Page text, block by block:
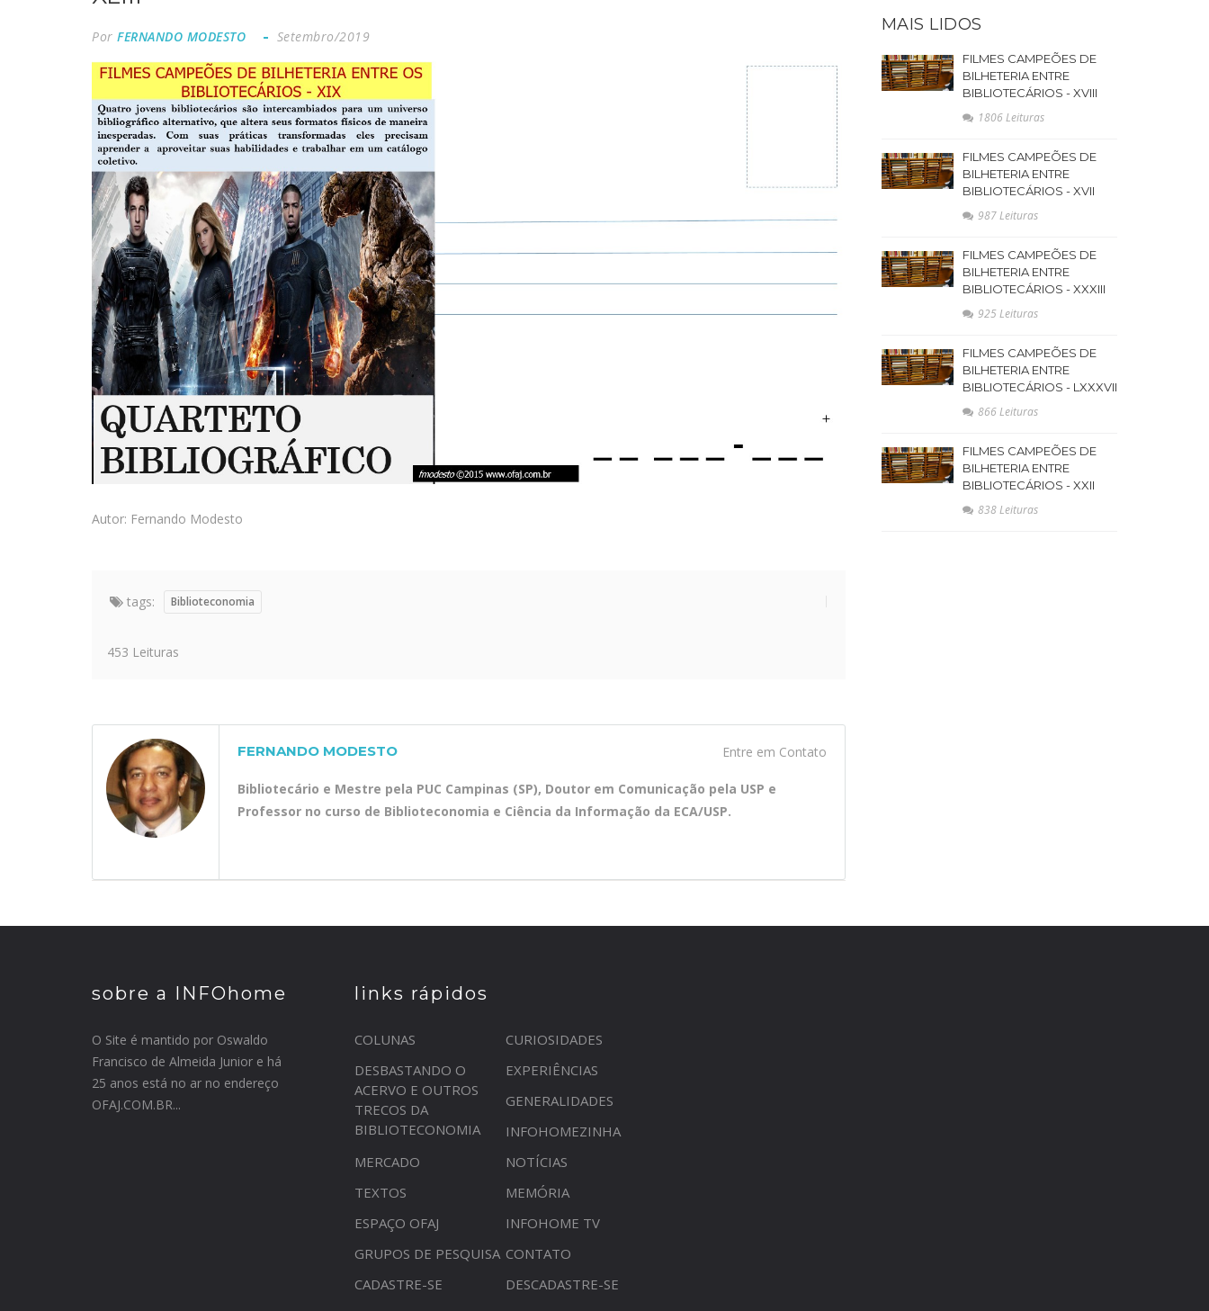
Por FERNANDO MODESTO Setembro/2019
Autor: Fernando Modesto
tags: Biblioteconomia
453 Leituras
Entre em Contato
FERNANDO MODESTO
Bibliotecário e Mestre pela PUC Campinas (SP), Doutor em Comunicação pela USP e
Professor no curso de Biblioteconomia e Ciência da Informação da ECA/USP.
MAIS LIDOS
FILMES CAMPEÕES DE
BILHETERIA ENTRE
BIBLIOTECÁRIOS - XVIII
1806 Leituras
FILMES CAMPEÕES DE
BILHETERIA ENTRE
BIBLIOTECÁRIOS - XVII
987 Leituras
FILMES CAMPEÕES DE
BILHETERIA ENTRE
BIBLIOTECÁRIOS - XXXIII
925 Leituras
FILMES CAMPEÕES DE
BILHETERIA ENTRE
BIBLIOTECÁRIOS - LXXXVII
866 Leituras
FILMES CAMPEÕES DE
BILHETERIA ENTRE
BIBLIOTECÁRIOS - XXII
838 Leituras
sobre a INFOhome
O Site é mantido por Oswaldo
Francisco de Almeida Junior e há
25 anos está no ar no endereço
OFAJ.COM.BR...
links rápidos
COLUNAS
CURIOSIDADES
DESBASTANDO O
ACERVO E OUTROS
TRECOS DA
BIBLIOTECONOMIA
EXPERIÊNCIAS
GENERALIDADES
INFOHOMEZINHA
MERCADO
NOTÍCIAS
TEXTOS
MEMÓRIA
ESPAÇO OFAJ
INFOHOME TV
GRUPOS DE PESQUISA CONTATO
CADASTRE-SE
DESCADASTRE-SE